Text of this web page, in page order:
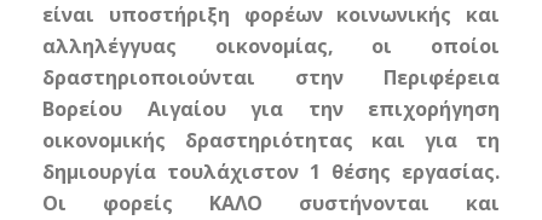
είναι υποστήριξη φορέων κοινωνικής και
αλληλέγγυας οικονομίας, οι οποίοι
δραστηριοποιούνται στην Περιφέρεια
Βορείου Αιγαίου για την επιχορήγηση
οικονομικής δραστηριότητας και για τη
δημιουργία τουλάχιστον 1 θέσης εργασίας.
Οι φορείς ΚΑΛΟ συστήνονται και